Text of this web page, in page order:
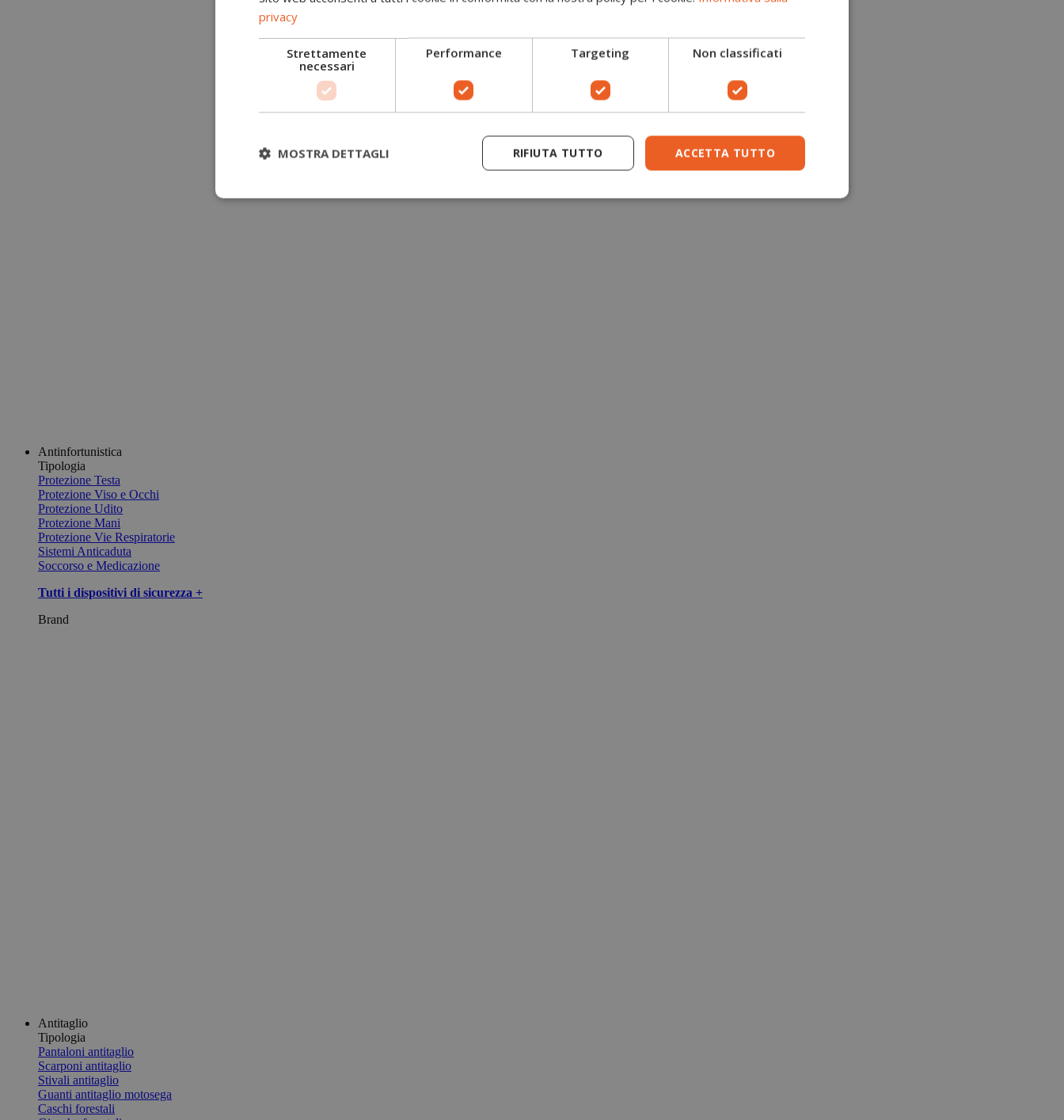
Antinfortunistica
Tipologia
Protezione Testa
Protezione Viso e Occhi
Protezione Udito
Protezione Mani
Protezione Vie Respiratorie
Sistemi Anticaduta
Soccorso e Medicazione
Tutti i dispositivi di sicurezza +
Brand
Antitaglio
Tipologia
Pantaloni antitaglio
Scarponi antitaglio
Stivali antitaglio
Guanti antitaglio motosega
Caschi forestali
privacy
Strettamente
necessari
Performance Targeting Non classificati
ACCETTA TUTTO
RIFIUTA TUTTO
MOSTRA DETTAGLI